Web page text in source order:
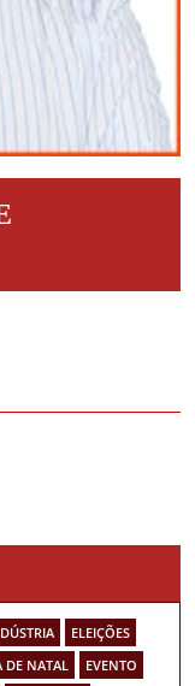
ELEIÇÕES
DE NATAL
EVENTO